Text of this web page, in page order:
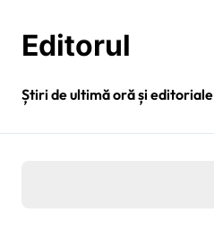
conținutEditorul
Știri de ultimă oră și editoriale